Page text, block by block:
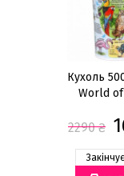
Кухоль
World
2290₴